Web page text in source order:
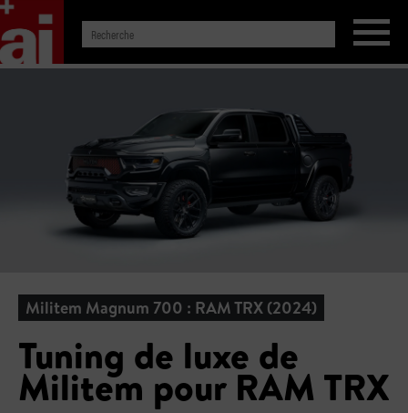
Militem Magnum 700 : RAM TRX (2024)
Tuning de luxe de
Militem pour RAM TRX